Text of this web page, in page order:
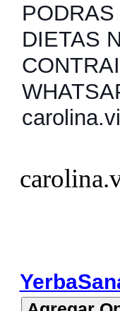
DIETAS